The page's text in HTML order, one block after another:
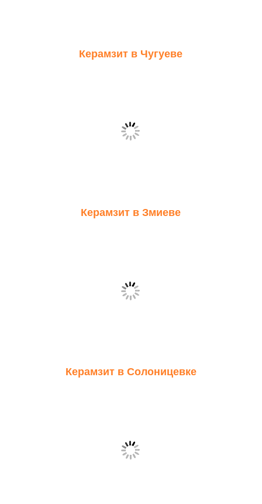
Керамзит в Чугуеве
Керамзит в Змиеве
Керамзит в Солоницевке